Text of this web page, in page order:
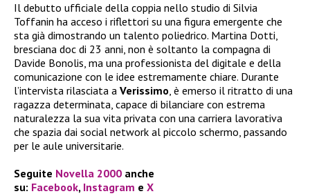
Il debutto ufficiale della coppia nello studio di Silvia
Toffanin ha acceso i riflettori su una figura emergente che
sta già dimostrando un talento poliedrico. Martina Dotti,
bresciana doc di 23 anni, non è soltanto la compagna di
Davide Bonolis, ma una professionista del digitale e della
comunicazione con le idee estremamente chiare. Durante
l’intervista rilasciata a Verissimo, è emerso il ritratto di una
ragazza determinata, capace di bilanciare con estrema
naturalezza la sua vita privata con una carriera lavorativa
che spazia dai social network al piccolo schermo, passando
per le aule universitarie.
Seguite Novella 2000 anche
su: Facebook, Instagram e X